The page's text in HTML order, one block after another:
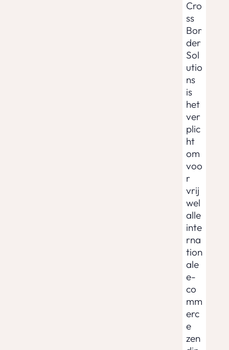
Cro
ss
Bor
der
Sol
utio
ns
is
het
ver
plic
ht
om
voo
r
vrij
wel
alle
inte
rna
tion
ale
e-
co
mm
erc
e
zen